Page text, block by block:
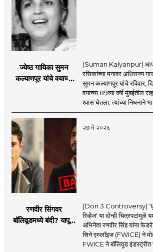
ज्येष्ठ गायिका सुमन
कल्याणपूर यांचे वयाच्या
(Suman Kalyanpur)
रसिकांच्या मनावर अधिराज्य
सुमन कल्याणपूर यांचे रविवार,
वयाच्या 89व्या वर्षी मुंबईतील
श्वास घेतला. त्यांच्या निधनाने
२७ मे २०२६
रणवीर सिंगवर
बॉलिवूडमध्ये बंदी? यापूर्वी
(Don 3 Controversy)
रिव्हेंज' या दोन्ही चित्रपटांमुळे
अभिनेता रणवीर सिंह यांना
सिने एम्प्लॉइज (FWICE) ने
FWICE ने बॉलिवूड इंडस्ट्रीत